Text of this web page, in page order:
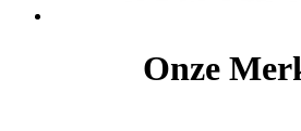
Onze